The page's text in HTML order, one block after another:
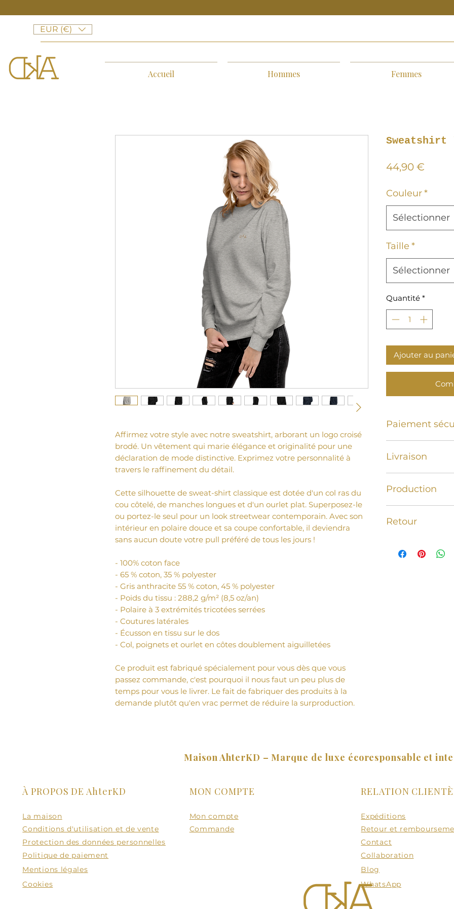
EUR (€)
Accueil Hommes Femmes
Affirmez votre style avec notre sweatshirt, arborant un logo croisé
brodé. Un vêtement qui marie élégance et originalité pour une
déclaration de mode distinctive. Exprimez votre personnalité à
travers le raffinement du détail.
Cette silhouette de sweat-shirt classique est dotée d'un col ras du
cou côtelé, de manches longues et d'un ourlet plat. Superposez-le
ou portez-le seul pour un look streetwear contemporain. Avec son
intérieur en polaire douce et sa coupe confortable, il deviendra
sans aucun doute votre pull préféré de tous les jours !
- 100% coton face
- 65 % coton, 35 % polyester
- Gris anthracite 55 % coton, 45 % polyester
- Poids du tissu : 288,2 g/m² (8,5 oz/an)
- Polaire à 3 extrémités tricotées serrées
- Coutures latérales
- Écusson en tissu sur le dos
- Col, poignets et ourlet en côtes doublement aiguilletées
Ce produit est fabriqué spécialement pour vous dès que vous
passez commande, c'est pourquoi il nous faut un peu plus de
temps pour vous le livrer. Le fait de fabriquer des produits à la
demande plutôt qu'en vrac permet de réduire la surproduction.
Sweatshirt
44,90 €
Couleur*
Sélectionner
Taille *
Sélectionner
Quantité *
Ajouter au
Paiement
Livraison
domicile sous 2 à
Production
après
Retour
jours à compter
Maison AhterKD – Marque de luxe écoresponsable et
À PROPOS DE AhterKD
La maison
Conditions d'utilisation et de vente
Protection des données personnelles
Politique de paiement
Mentions légales
Cookies
MON COMPTE
Mon compte
Commande
RELATION
Expéditions
Retour et
Contact
Collaboration
Blog
WhatsApp